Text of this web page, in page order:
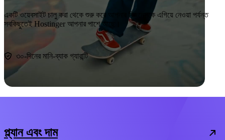
একটি ওয়েবসাইট চালু করা থেকে শুরু করে আপনার বিজনেসকে এগিয়ে নেওয়া পর্যন্ত
সবকিছুতেই Hostinger আপনার পাশে আছে।
৩০-দিনের মানি-ব্যাক গ্যারান্টি
প্ল্যান এবং দাম